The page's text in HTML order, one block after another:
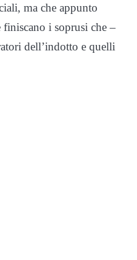
ma che appunto
finiscano i soprusi che –
dell’indotto e quelli